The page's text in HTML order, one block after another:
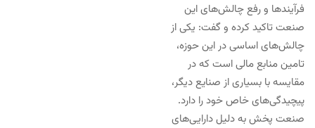
فرآیندها و رفع چالش‌های این
صنعت تاکید کرده و گفت: یکی از
چالش‌های اساسی در این حوزه،
تامین منابع مالی است که در
مقایسه با بسیاری از صنایع دیگر،
پیچیدگی‌های خاص خود را دارد.
صنعت پخش به دلیل دارایی‌های